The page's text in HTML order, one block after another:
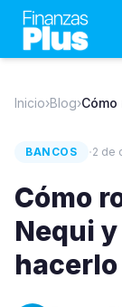
Inicio›Blog›
BANCOS ·2 de
Cómo
Nequi
hacerlo